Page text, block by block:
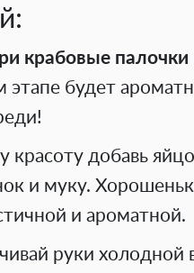
крабовые палочки
этапе будет
красоту добавь
и муку.
и ароматной.
руки холодной